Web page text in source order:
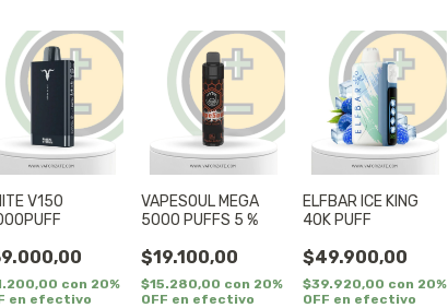
V150
con 20%
en efectivo
VAPESOUL MEGA
5000 PUFFS 5 %
$19.100,00
$15.280,00 con 20%
OFF en efectivo
ELFBAR ICE KING
40K PUFF
$49.900,00
$39.920,00 con 20%
OFF en efectivo